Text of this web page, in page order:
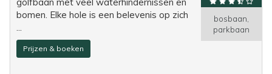
bomen. Elke hole is een belevenis op zich
...
bosbaan,
parkbaan
Prijzen & boeken